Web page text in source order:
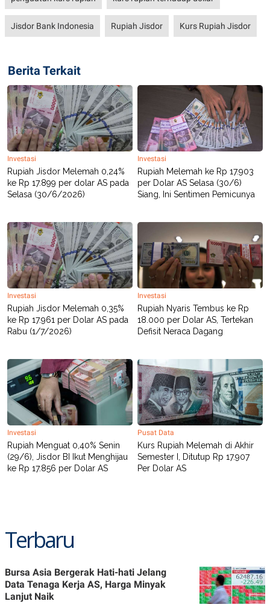
S
T
D
A
E
S
K
O
N
T
A
N
T
V
L
I
P
S
U
S
JARINGAN
N
T
A
N
A
C
A
D
M
Y
E
S
S
R
E
L
E
A
E
.
I
A
N
G
G
A
N
A
N
C
E
T
A
I
N
E
R
J
E
M
I
T
E
N
E
R
R
T
I
N
G
Jisdor Bank Indonesia Rupiah Jisdor Kurs Rupiah Jisdor
Berita Terkait
Investasi
Rupiah Jisdor Melemah 0,24%
ke Rp 17.899 per dolar AS pada
Selasa (30/6/2026)
Investasi
Rupiah Melemah ke Rp 17.903
per Dolar AS Selasa (30/6)
Siang, Ini Sentimen Pemicunya
Investasi
Rupiah Jisdor Melemah 0,35%
ke Rp 17.961 per Dolar AS pada
Rabu (1/7/2026)
Investasi
Rupiah Nyaris Tembus ke Rp
18.000 per Dolar AS, Tertekan
Defisit Neraca Dagang
Investasi
Rupiah Menguat 0,40% Senin
(29/6), Jisdor BI Ikut Menghijau
ke Rp 17.856 per Dolar AS
Pusat Data
Kurs Rupiah Melemah di Akhir
Semester I, Ditutup Rp 17.907
Per Dolar AS
Terbaru
Bursa Asia Bergerak Hati-hati Jelang
Data Tenaga Kerja AS, Harga Minyak
Lanjut Naik